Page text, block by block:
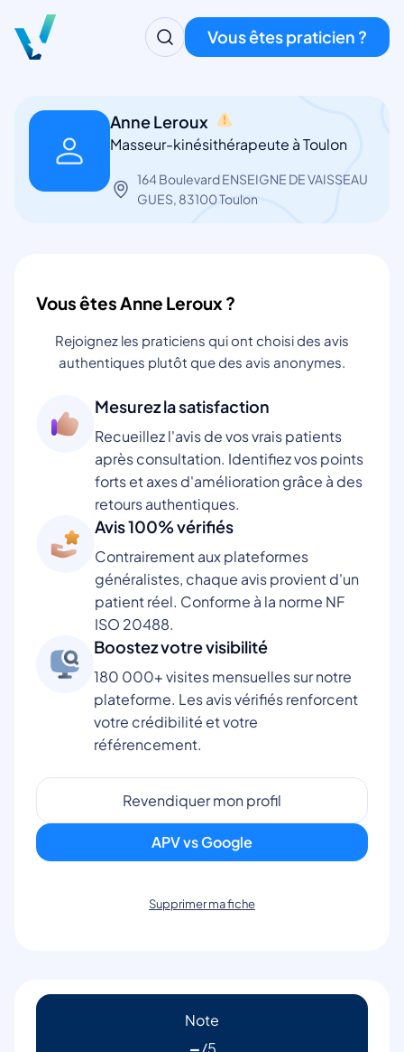
Vous êtes praticien ?
Anne Leroux
Masseur-kinésithérapeute à Toulon
164 Boulevard ENSEIGNE DE VAISSEAU
GUES, 83100 Toulon
Vous êtes Anne Leroux ?
Rejoignez les praticiens qui ont choisi des avis
authentiques plutôt que des avis anonymes.
Mesurez la satisfaction
Recueillez l'avis de vos vrais patients
après consultation. Identifiez vos points
forts et axes d'amélioration grâce à des
retours authentiques.
Avis 100% vérifiés
Contrairement aux plateformes
généralistes, chaque avis provient d'un
patient réel. Conforme à la norme NF
ISO 20488.
Boostez votre visibilité
180 000+ visites mensuelles sur notre
plateforme. Les avis vérifiés renforcent
votre crédibilité et votre
référencement.
Revendiquer mon profil
APV vs Google
Supprimer ma fiche
Note